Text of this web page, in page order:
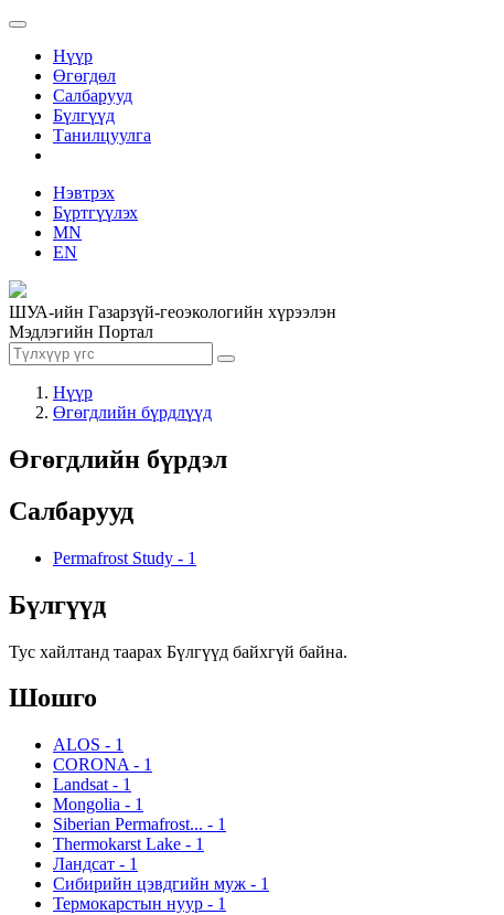
Нүүр
Өгөгдөл
Салбарууд
Бүлгүүд
Танилцуулга
Нэвтрэх
Бүртгүүлэх
MN
EN
ШУА-ийн Газарзүй-геоэкологийн хүрээлэн
Мэдлэгийн Портал
Нүүр
Өгөгдлийн бүрдлүүд
Өгөгдлийн бүрдэл
Салбарууд
Permafrost Study - 1
Бүлгүүд
Тус хайлтанд таарах Бүлгүүд байхгүй байна.
Шошго
ALOS - 1
CORONA - 1
Landsat - 1
Mongolia - 1
Siberian Permafrost... - 1
Thermokarst Lake - 1
Ландсат - 1
Сибирийн цэвдгийн муж - 1
Термокарстын нуур - 1